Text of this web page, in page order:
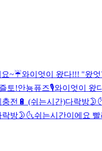
~☔️와이엇이 왔다!!! "왔엇
토!안뇽퓨즈🎙와이엇이 왔
충전🔋 (쉬는시간)다락방
락방🌛🌜쉬는시간이에요